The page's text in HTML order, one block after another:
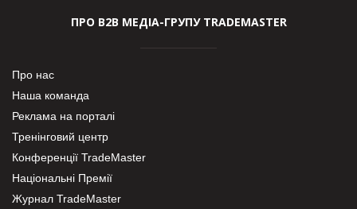
ПРО В2В МЕДІА-ГРУПУ TRADEMASTER
Про нас
Наша команда
Реклама на порталі
Тренінговий центр
Конференції TradeMaster
Національні Премії
Журнал TradeMaster